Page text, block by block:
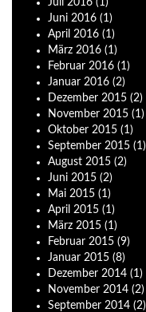
Juni 2016 (1)
April 2016 (1)
März 2016 (1)
Februar 2016 (1)
Januar 2016 (2)
Dezember 2015 (2)
November 2015 (1)
Oktober 2015 (1)
September 2015 (1)
August 2015 (2)
Juni 2015 (2)
Mai 2015 (1)
April 2015 (1)
März 2015 (1)
Februar 2015 (9)
Januar 2015 (8)
Dezember 2014 (1)
November 2014 (2)
September 2014 (2)